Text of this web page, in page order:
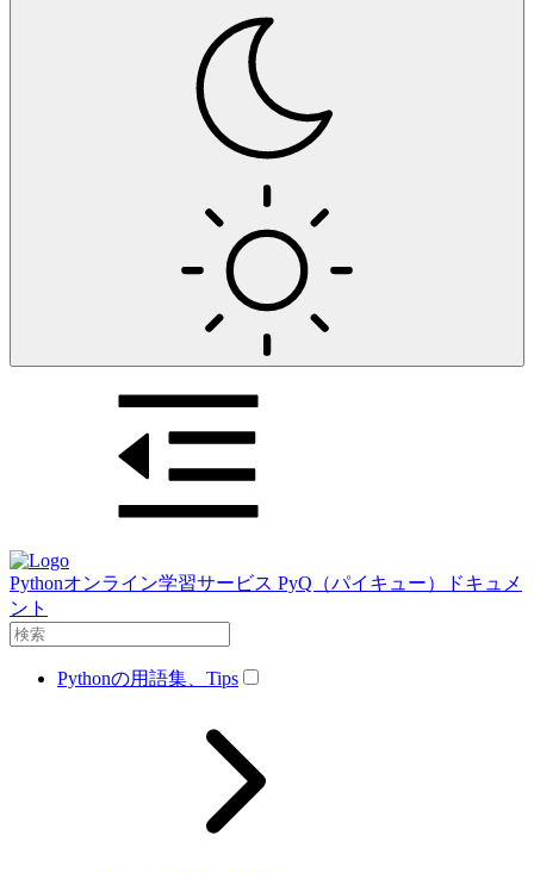
Pythonオンライン学習サービス PyQ（パイキュー）ドキュメ
ント
Pythonの用語集、Tips